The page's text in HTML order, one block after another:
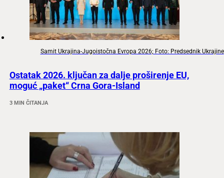
Samit Ukrajina-Jugoistočna Evropa 2026; Foto: Predsednik Ukrajine
Ostatak 2026. ključan za dalje proširenje EU,
moguć „paket“ Crna Gora-Island
3 MIN ČITANJA